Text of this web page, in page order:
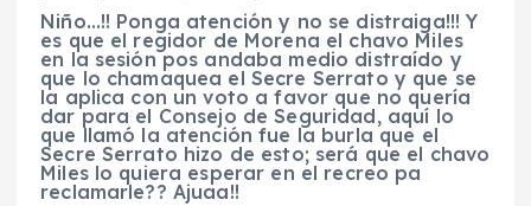
Niño…!! Ponga atención y no se distraiga!!! Y
es que el regidor de Morena el chavo Miles
en la sesión pos andaba medio distraído y
que lo chamaquea el Secre Serrato y que se
la aplica con un voto a favor que no quería
dar para el Consejo de Seguridad, aquí lo
que llamó la atención fue la burla que el
Secre Serrato hizo de esto; será que el chavo
Miles lo quiera esperar en el recreo pa
reclamarle?? Ajuaa!!